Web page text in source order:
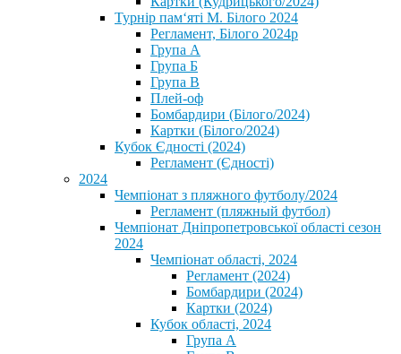
⁨Турнір пам‘яті М. Білого 2024⁩
Регламент, Білого 2024р
Група А
Група Б
Група В
Плей-оф
Бомбардири (Білого/2024)
Картки (Білого/2024)
Кубок Єдності (2024)
Регламент (Єдності)
2024
Чемпіонат з пляжного футболу/2024
Регламент (пляжный футбол)
Чемпіонат Дніпропетровської області сезон
2024
Чемпіонат області, 2024
Регламент (2024)
Бомбардири (2024)
Картки (2024)
Кубок області, 2024
Група А